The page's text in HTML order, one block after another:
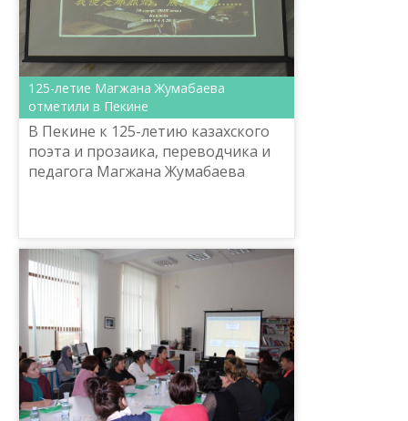
125-летие Магжана Жумабаева
отметили в Пекине
В Пекине к 125-летию казахского
поэта и прозаика, переводчика и
педагога Магжана Жумабаева